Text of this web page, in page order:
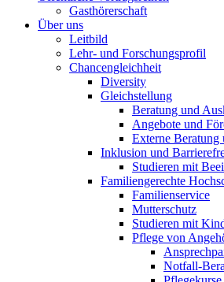
Gasthörerschaft
Über uns
Leitbild
Lehr- und Forschungsprofil
Chancengleichheit
Diversity
Gleichstellung
Beratung und
Angebote und
Externe Beratung
Inklusion und
Studieren mit
Familiengerechte
Familienservice
Mutterschutz
Studieren mit
Pflege von
Notfall-